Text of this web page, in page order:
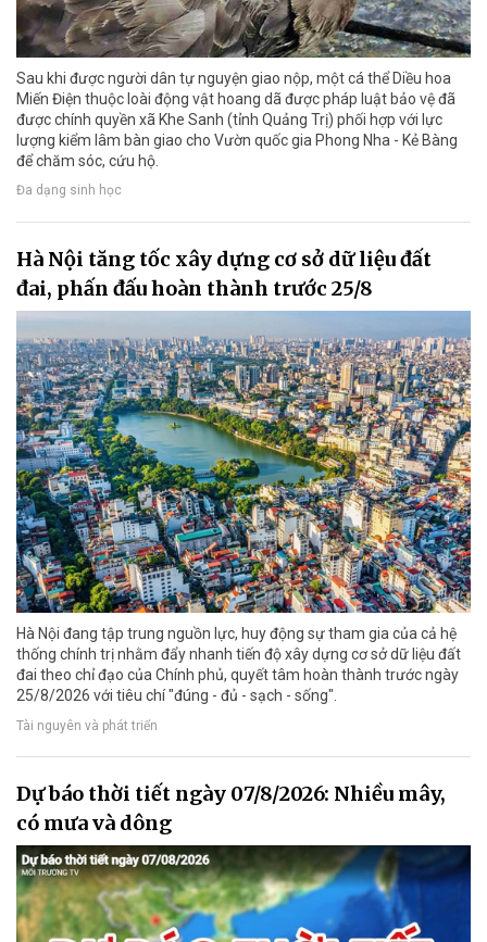
Sau khi được người dân tự nguyện giao nộp, một cá thể Diều hoa
Miến Điện thuộc loài động vật hoang dã được pháp luật bảo vệ đã
được chính quyền xã Khe Sanh (tỉnh Quảng Trị) phối hợp với lực
lượng kiểm lâm bàn giao cho Vườn quốc gia Phong Nha - Kẻ Bàng
để chăm sóc, cứu hộ.
Đa dạng sinh học
Hà Nội tăng tốc xây dựng cơ sở dữ liệu đất
đai, phấn đấu hoàn thành trước 25/8
Hà Nội đang tập trung nguồn lực, huy động sự tham gia của cả hệ
thống chính trị nhằm đẩy nhanh tiến độ xây dựng cơ sở dữ liệu đất
đai theo chỉ đạo của Chính phủ, quyết tâm hoàn thành trước ngày
25/8/2026 với tiêu chí "đúng - đủ - sạch - sống".
Tài nguyên và phát triển
Dự báo thời tiết ngày 07/8/2026: Nhiều mây,
có mưa và dông